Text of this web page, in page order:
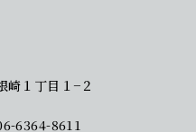
崎１丁目１−２
6364-8611